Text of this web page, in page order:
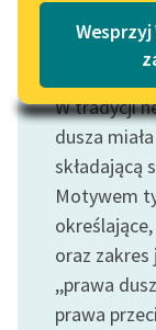
Lektury szkolne i
literatury do
uczennic i
E-kolekcja lektur
szkolnych i
słuchania dla
uczniów z
Motyw:
W tradycji
dusza
składającą
Motywem
oraz zakres
,,prawa
prawa